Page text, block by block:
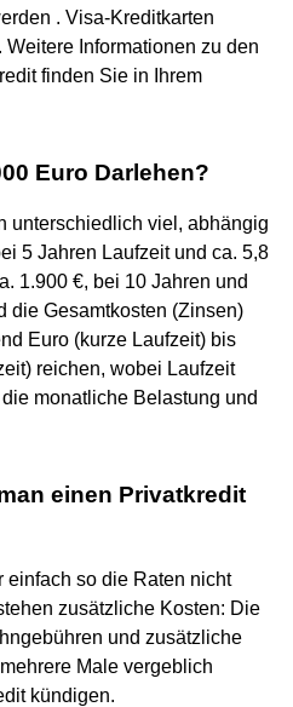
. Visa-Kreditkarten
Informationen zu den
finden Sie in Ihrem
Euro Darlehen?
unterschiedlich viel, abhängig
5 Jahren Laufzeit und ca. 5,8
1.900 €, bei 10 Jahren und
die Gesamtkosten (Zinsen)
Euro (kurze Laufzeit) bis
reichen, wobei Laufzeit
monatliche Belastung und
einen Privatkredit
einfach so die Raten nicht
zusätzliche Kosten: Die
und zusätzliche
Male vergeblich
kündigen.